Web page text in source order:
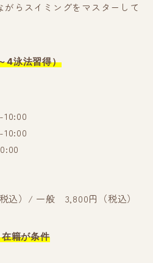
らスイミングをマスターして
4泳法習得）
込）/ 一般 3,800円（税込）
籍が条件